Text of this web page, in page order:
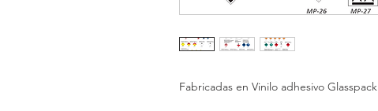
Fabricadas en Vinilo adhesivo Glasspack